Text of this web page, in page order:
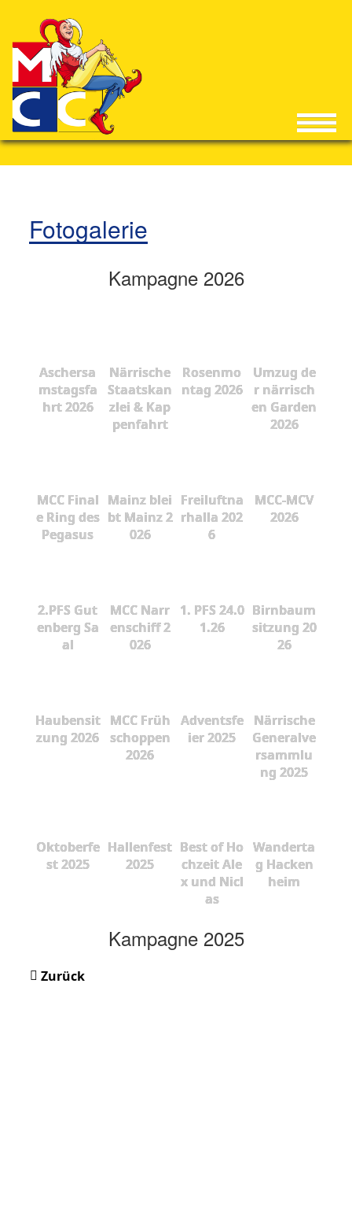
Fotogalerie
Kampagne 2026
Aschersa
mstagsfa
hrt 2026
Närrische
Staatskan
zlei & Kap
penfahrt
Rosenmo
ntag 2026
Umzug de
r närrisch
en Garden
2026
MCC Final
e Ring des
Pegasus
Mainz blei
bt Mainz 2
026
Freiluftna
rhalla 202
6
MCC-MCV
2026
2.PFS Gut
enberg Sa
al
MCC Narr
enschiff 2
026
1. PFS 24.0
1.26
Birnbaum
sitzung 20
26
Haubensit
zung 2026
MCC Früh
schoppen
2026
Adventsfe
ier 2025
Närrische
Generalve
rsammlu
ng 2025
Oktoberfe
st 2025
Hallenfest
2025
Best of Ho
chzeit Ale
x und Nicl
as
Wanderta
g Hacken
heim
Kampagne 2025
Zurück